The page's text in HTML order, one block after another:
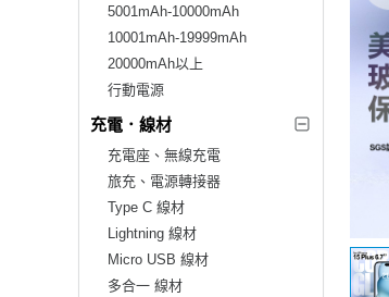
5001mAh-10000mAh
10001mAh-19999mAh
20000mAh以上
行動電源
充電．線材
充電座、無線充電
旅充、電源轉接器
Type C 線材
Lightning 線材
Micro USB 線材
多合一 線材